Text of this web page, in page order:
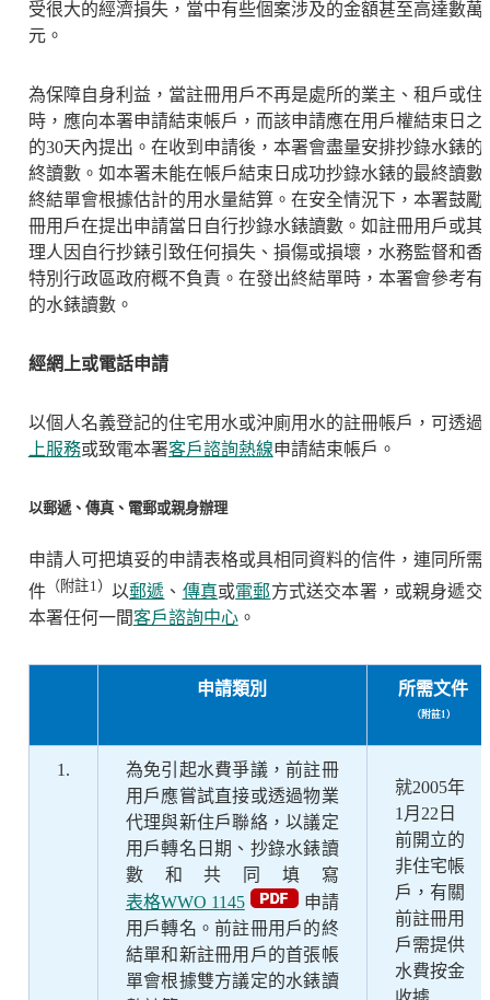
受很大的經濟損失，當中有些個案涉及的金額甚至高達數萬
元。
為保障自身利益，當註冊用戶不再是處所的業主、租戶或住
時，應向本署申請結束帳戶，而該申請應在用戶權結束日之
的30天內提出。在收到申請後，本署會盡量安排抄錄水錶的
終讀數。如本署未能在帳戶結束日成功抄錄水錶的最終讀數
終結單會根據估計的用水量結算。在安全情況下，本署鼓勵
冊用戶在提出申請當日自行抄錄水錶讀數。如註冊用戶或其
理人因自行抄錶引致任何損失、損傷或損壞，水務監督和香
特別行政區政府概不負責。在發出終結單時，本署會參考有
的水錶讀數。
經網上或電話申請
以個人名義登記的住宅用水或沖廁用水的註冊帳戶，可透過
上服務或致電本署客戶諮詢熱線申請結束帳戶。
以郵遞、傳真、電郵或親身辦理
申請人可把填妥的申請表格或具相同資料的信件，連同所需
件 （附註1） 以郵遞 、 傳真或電郵方式送交本署，或親身遞交
本署任何一間客戶諮詢中心。
申請類別 所需文件
（附註1）
1.
為免引起水費爭議，前註冊
用戶應嘗試直接或透過物業
代理與新住戶聯絡，以議定
用戶轉名日期、抄錄水錶讀
數和共同填寫
表格WWO 1145
申請
用戶轉名。前註冊用戶的終
結單和新註冊用戶的首張帳
單會根據雙方議定的水錶讀
就2005年
1月22日
前開立的
非住宅帳
戶，有關
前註冊用
戶需提供
水費按金